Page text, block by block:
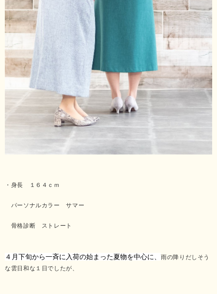
・身長 １６４ｃｍ
パーソナルカラー サマー
骨格診断 ストレート
４月下旬から一斉に入荷の始まった夏物を中心に、 雨の降りだしそう
な雲日和な１日でしたが、